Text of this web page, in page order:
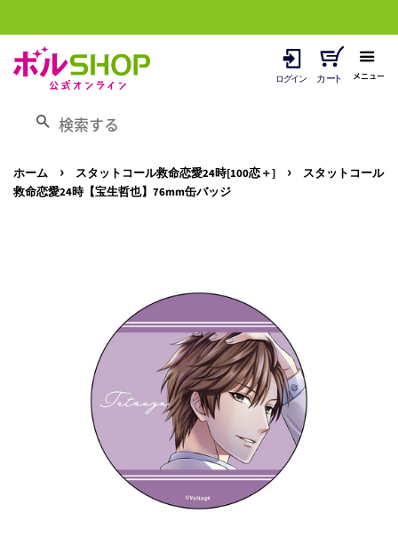
メニュー
検索する
ホーム › スタットコール救命恋愛24時[100恋＋] ›
スタットコール
救命恋愛24時【宝生哲也】76mm缶バッジ